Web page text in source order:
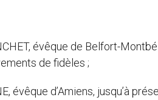
évêque de Belfort-
de fidèles ;
évêque d’Amiens, jusqu’à